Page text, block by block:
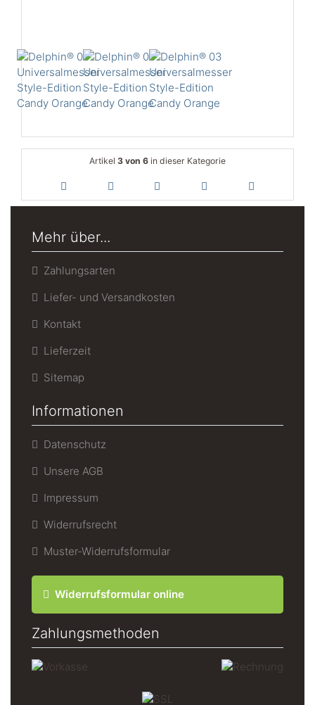
Artikel 3 von 6 in dieser Kategorie
Mehr über...
Zahlungsarten
Liefer- und Versandkosten
Kontakt
Lieferzeit
Sitemap
Informationen
Datenschutz
Unsere AGB
Impressum
Widerrufsrecht
Muster-Widerrufsformular
Widerrufsformular online
Zahlungsmethoden